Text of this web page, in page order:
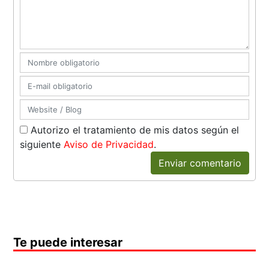
Autorizo el tratamiento de mis datos según el
siguienteAviso de Privacidad.
Enviar comentario
Te puede interesar